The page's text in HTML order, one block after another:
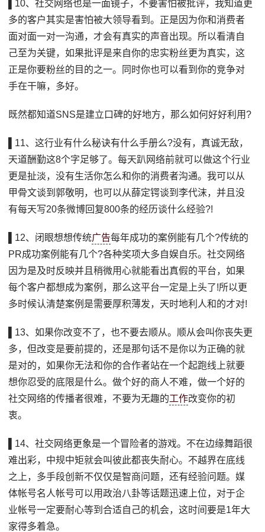
▌10、社交网络也是一面镜子，不要害怕被批评，我知道更
多的客户其实是害怕被大领导看到。正是因为你和消费者
面对面一对一沟通，才会有真实的声音出现。所以看清自
己至为关键，如果批评是来自你的忠实粉丝更为真实，这
正是你要粉丝的目的之一。同时你也可以看到你的竞争对
手在干嘛，多好。
既然都知道SNS是建立口碑的好地方，那么如何好好利用?
▌11、这行业有什么秘诀有什么手册么?没有，真诚无敌，
天道酬勤这8个字足够了。每天趴网络前就可以做这个行业
更是扯淡，没有生活你怎么和你的消费者沟通。我可以从
甲骨文谈到郭敬明，也可以从薛定锷谈到李代沫，并且没
有每天写20条微博回复800条的经历谈什么经验?!
▌12、闭眼想想传统广告每年成功的案例能有几个?传统的
PR成功案例能有几个?各种奖项大多自娱自乐。社交网络
因为是及时反映并且稍微用心就能看出真假的平台，如果
每个客户都想成为案例，那么这平台一定是上头了!所以更
多时候认清楚案例是需要厚积薄发，天时地利人和的才对!
▌13、如果你改变不了，也不要去顺从。顺从会叫你丧失更
多，但改变是要前提的，还是那句话不是你以为正确的就
是对的，如果你无法和你的合作者站在一个起跑线上就要
想你忍受的底限是什么。做个好的商人不难，做一个好的
社交网络的传播者很难，不要为无趣的工作改变你的初
衷。
▌14、社交网络更象是一个冒险者的游戏。不在边缘舞蹈很
难出彩，中规中矩就会叫彼此都丧失耐心。不越界在底线
之上，多手段创新不仅仅是智商问题，还有经验问题。媒
体帐号名人帐号可以用政治八卦等话题迅速上位，对于企
业帐号一定要耐心等到合适自己的机会，这时间要是1年大
家得多着急。